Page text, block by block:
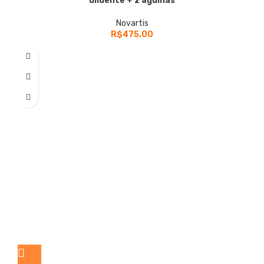
Novartis
R$475,00